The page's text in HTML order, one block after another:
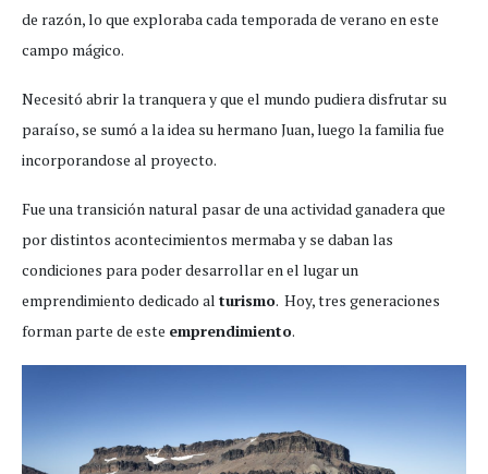
de razón, lo que exploraba cada temporada de verano en este
campo mágico.
Necesitó abrir la tranquera y que el mundo pudiera disfrutar su
paraíso, se sumó a la idea su hermano Juan, luego la familia fue
incorporandose al proyecto.
Fue una transición natural pasar de una actividad ganadera que
por distintos acontecimientos mermaba y se daban las
condiciones para poder desarrollar en el lugar un
emprendimiento dedicado al turismo. Hoy, tres generaciones
forman parte de este emprendimiento.